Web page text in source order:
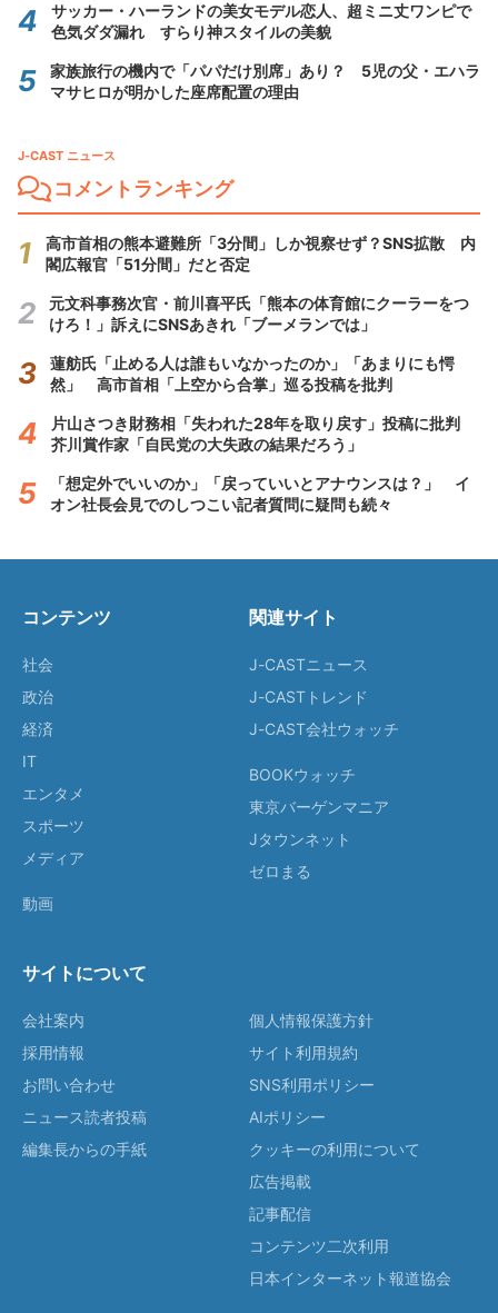
サッカー・ハーランドの美女モデル恋人、超ミニ丈ワンピで
色気ダダ漏れ すらり神スタイルの美貌
家族旅行の機内で「パパだけ別席」あり？ 5児の父・エハラ
マサヒロが明かした座席配置の理由
J-CAST ニュース
コメントランキング
高市首相の熊本避難所「3分間」しか視察せず？SNS拡散 内
閣広報官「51分間」だと否定
元文科事務次官・前川喜平氏「熊本の体育館にクーラーをつ
けろ！」訴えにSNSあきれ「ブーメランでは」
蓮舫氏「止める人は誰もいなかったのか」「あまりにも愕
然」 高市首相「上空から合掌」巡る投稿を批判
片山さつき財務相「失われた28年を取り戻す」投稿に批判
芥川賞作家「自民党の大失政の結果だろう」
「想定外でいいのか」「戻っていいとアナウンスは？」 イ
オン社長会見でのしつこい記者質問に疑問も続々
コンテンツ
社会
政治
経済
IT
エンタメ
スポーツ
メディア
動画
関連サイト
J-CASTニュース
J-CASTトレンド
J-CAST会社ウォッチ
BOOKウォッチ
東京バーゲンマニア
Jタウンネット
ゼロまる
サイトについて
会社案内
採用情報
お問い合わせ
ニュース読者投稿
編集長からの手紙
個人情報保護方針
サイト利用規約
SNS利用ポリシー
AIポリシー
クッキーの利用について
広告掲載
記事配信
コンテンツ二次利用
日本インターネット報道協会